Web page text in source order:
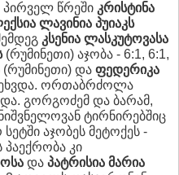
წრეში კრისტინა
ლავინია პუიაკს
კსენია ლასკუტოვასა
(რუმინეთი) აჯობა - 6:1, 6:1,
(რუმინეთი) და ფედერიკა
ორთაბრძოლა
გორგოძემ და ბარამ,
ტირნირებშიც
აჯობეს მეტოქეს -
პაექრობა კი
და პატრისია მარია